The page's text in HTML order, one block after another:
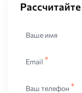
Ваше имя
Email
Ваш телефон